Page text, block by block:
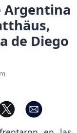
Argentina
de Diego